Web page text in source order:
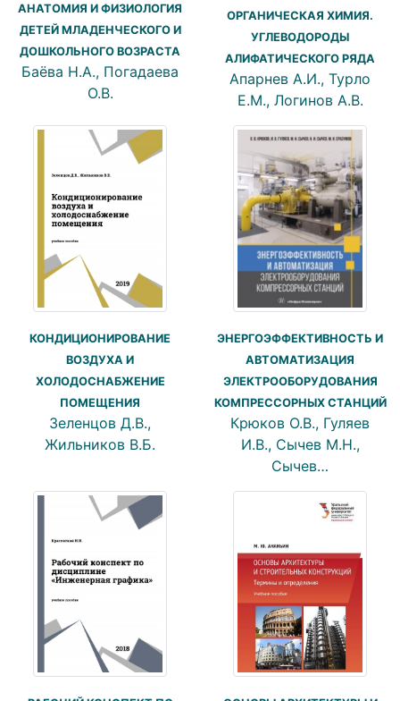
АНАТОМИЯ И ФИЗИОЛОГИЯ
ДЕТЕЙ МЛАДЕНЧЕСКОГО И
ДОШКОЛЬНОГО ВОЗРАСТА
Баёва Н.А., Погадаева
О.В.
ОРГАНИЧЕСКАЯ ХИМИЯ.
УГЛЕВОДОРОДЫ
АЛИФАТИЧЕСКОГО РЯДА
Апарнев А.И., Турло
Е.М., Логинов А.В.
КОНДИЦИОНИРОВАНИЕ
ВОЗДУХА И
ХОЛОДОСНАБЖЕНИЕ
ПОМЕЩЕНИЯ
Зеленцов Д.В.,
Жильников В.Б.
ЭНЕРГОЭФФЕКТИВНОСТЬ И
АВТОМАТИЗАЦИЯ
ЭЛЕКТРООБОРУДОВАНИЯ
КОМПРЕССОРНЫХ СТАНЦИЙ
Крюков О.В., Гуляев
И.В., Сычев М.Н.,
Сычев…